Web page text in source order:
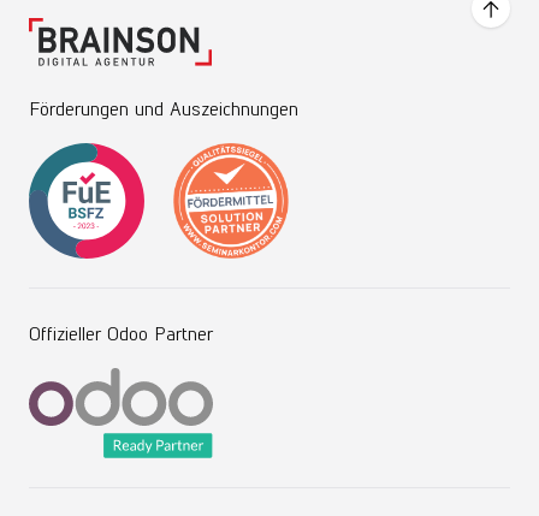
Förderungen und Auszeichnungen
Offizieller Odoo Partner